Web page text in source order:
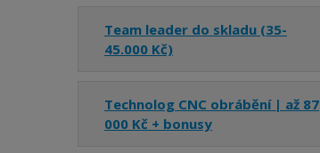
Team leader do skladu (35-
45.000 Kč)
Technolog CNC obrábění | až 87
000 Kč + bonusy